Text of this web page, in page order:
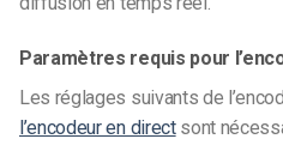
Paramètres requis pour
Les réglages suivants de
l’encodeur en directsont